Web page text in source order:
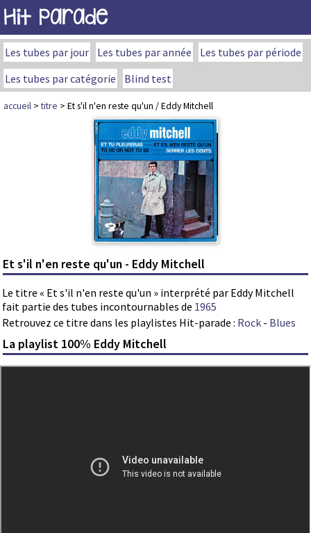
Hit Parade
Les tubes par jour Les tubes par année
Les tubes par période
Les tubes par catégorie
Blind test
accueil >titre > Et s'il n'en reste qu'un / Eddy Mitchell
Et s'il n'en reste qu'un - Eddy Mitchell
Le titre « Et s'il n'en reste qu'un » interprété par Eddy Mitchell
fait partie des tubes incontournables de 1965
Retrouvez ce titre dans les playlistes Hit-parade : Rock - Blues
La playlist 100% Eddy Mitchell